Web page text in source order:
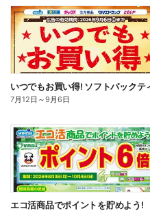
7月12日 ～9月6日
エコ活商品でポイントを貯めよう!